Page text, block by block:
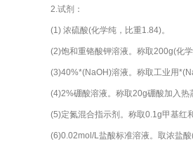
2.试剂：
(1) 浓硫酸(化学纯，比重1.84)。
(2)饱和重铬酸钾溶液。称取200g(化
(3)40%*(NaOH)溶液。称取工业用
(4)2%硼酸溶液。称取20g硼酸加入
(5)定氮混合指示剂。称取0.1g甲基红
(6)0.02mol/L盐酸标准溶液。取浓盐